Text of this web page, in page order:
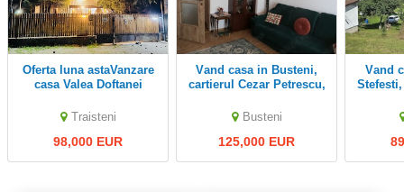
Oferta luna astaVanzare
casa Valea Doftanei
Traisteni
98,000 EUR
Vand casa in Busteni,
cartierul Cezar Petrescu,
aglomeratia de pe DN1,
Busteni
125,000 EUR
Vand casa noua zona